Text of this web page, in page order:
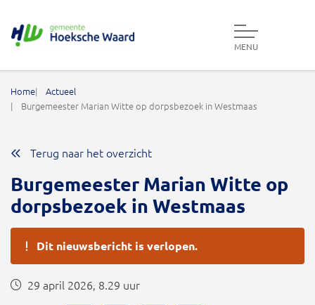
MENU
Home
Actueel
Burgemeester Marian Witte op dorpsbezoek in Westmaas
Terug naar het overzicht
Burgemeester Marian Witte op
dorpsbezoek in Westmaas
Dit nieuwsbericht is verlopen.
29 april 2026, 8.29 uur